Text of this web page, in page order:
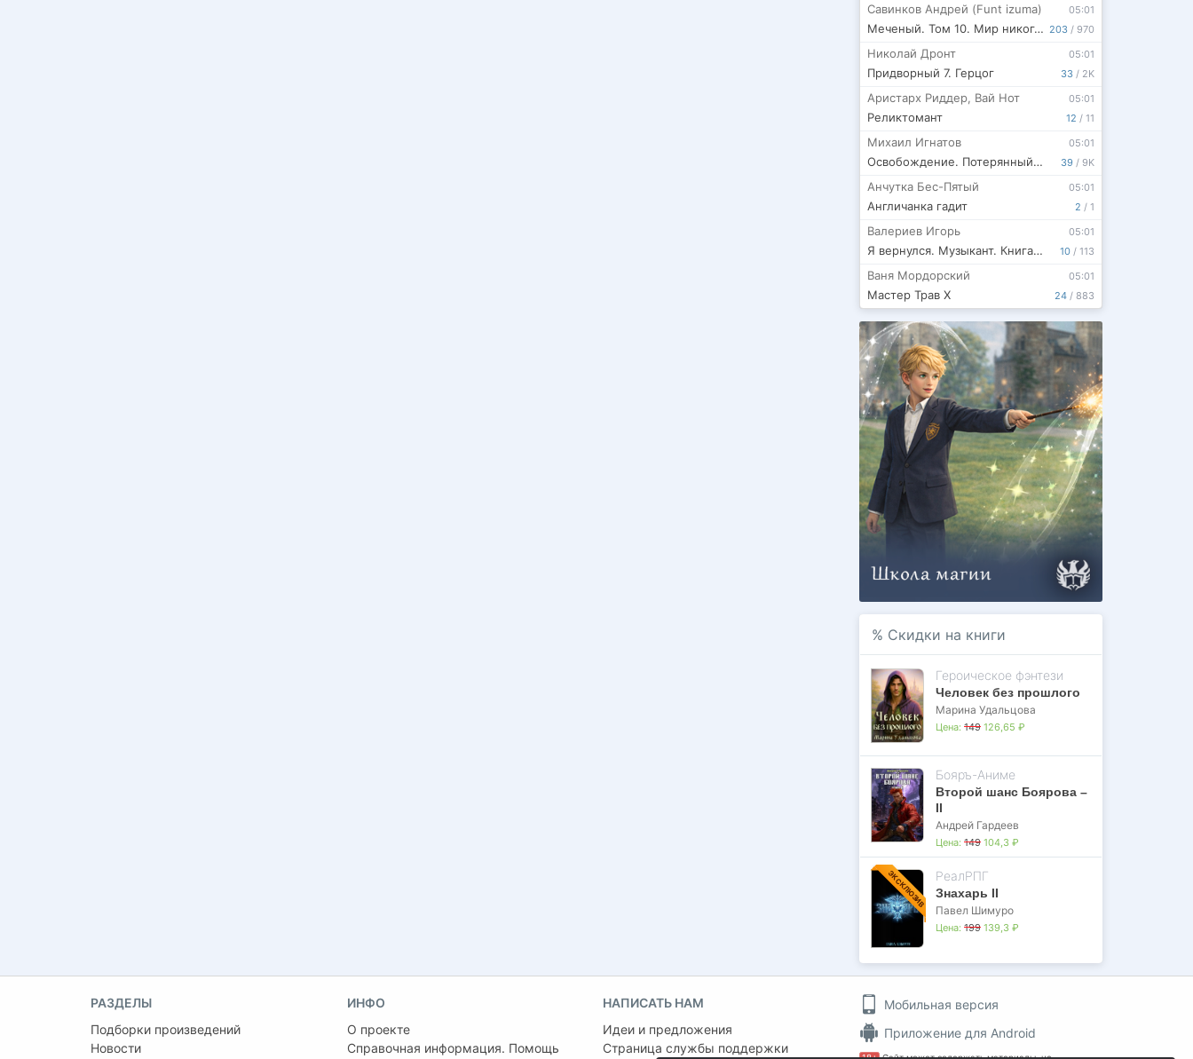
203 / 970
05:01
Савинков Андрей (Funt izuma)
Меченый. Том 10. Мир никогда не будет прежним
33 / 2K
05:01
Николай Дронт
Придворный 7. Герцог
12 / 11
05:01
Аристарх Риддер, Вай Нот
Реликтомант
39 / 9K
05:01
Михаил Игнатов
Освобождение. Потерянный Орден
2 / 1
05:01
Анчутка Бес-Пятый
Англичанка гадит
10 / 113
05:01
Валериев Игорь
Я вернулся. Музыкант. Книга вторая.
24 / 883
05:01
Ваня Мордорский
Мастер Трав X
% Скидки на книги
Героическое фэнтези
Человек без прошлого
Марина Удальцова
Цена: 149 126,65 ₽
Бояръ-Аниме
Второй шанс Боярова –
II
Андрей Гардеев
Цена: 149 104,3 ₽
ЭКСКЛЮЗИВ РеалРПГ
Знахарь II
Павел Шимуро
Цена: 199 139,3 ₽
РАЗДЕЛЫ
Подборки произведений
Новости
ИНФО
О проекте
Справочная информация. Помощь
НАПИСАТЬ НАМ
Идеи и предложения
Страница службы поддержки
Мобильная версия
Приложение для Android